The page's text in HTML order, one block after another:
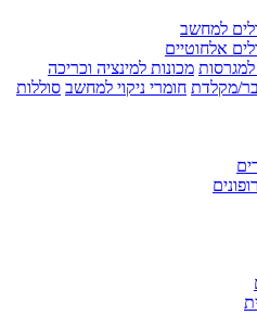
למחשב
אלחוטיים
למגרסות מכונות למינציה וכריכה
מקלדת חומרי ניקוי למחשב סוללות